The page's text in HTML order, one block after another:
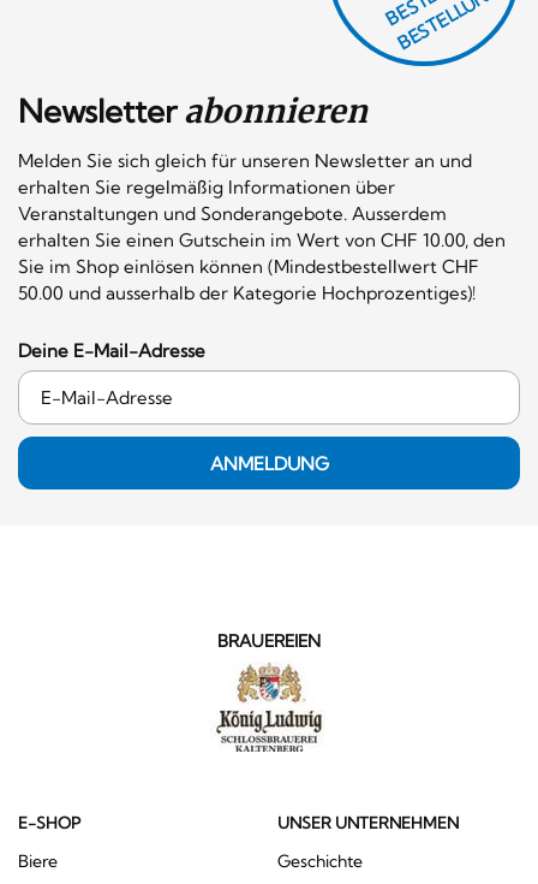
Newsletterabonnieren
Melden Sie sich gleich für unseren Newsletter an und
erhalten Sie regelmäßig Informationen über
Veranstaltungen und Sonderangebote. Ausserdem
erhalten Sie einen Gutschein im Wert von CHF 10.00, den
Sie im Shop einlösen können (Mindestbestellwert CHF
50.00 und ausserhalb der Kategorie Hochprozentiges)!
Deine E-Mail-Adresse
ANMELDUNG
BRAUEREIEN
E-SHOP
Biere
UNSER UNTERNEHMEN
Geschichte